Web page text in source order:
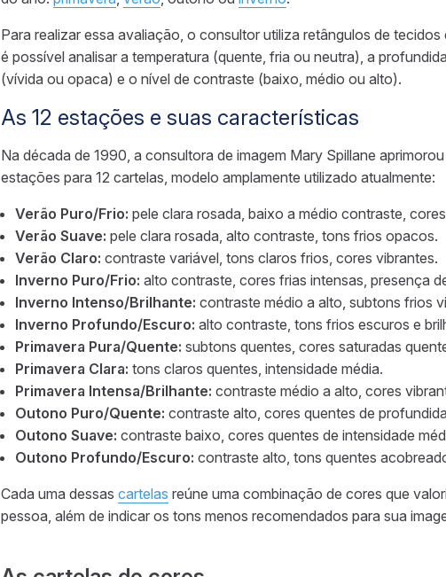
Para realizar essa avaliação, o consultor utiliza retângulos de
é possível analisar a temperatura (quente, fria ou neutra), a
(vívida ou opaca) e o nível de contraste (baixo, médio ou alto).
As 12 estações e suas características
Na década de 1990, a consultora de imagem Mary Spillane
estações para 12 cartelas, modelo amplamente utilizado atualmente:
Verão Puro/Frio: pele clara rosada, baixo a médio contraste,
Verão Suave: pele clara rosada, alto contraste, tons frios opacos.
Verão Claro: contraste variável, tons claros frios, cores vibrantes.
Inverno Puro/Frio: alto contraste, cores frias intensas, presença
Inverno Intenso/Brilhante: contraste médio a alto, subtons frios
Inverno Profundo/Escuro: alto contraste, tons frios escuros e
Primavera Pura/Quente: subtons quentes, cores saturadas
Primavera Clara: tons claros quentes, intensidade média.
Primavera Intensa/Brilhante: contraste médio a alto, cores
Outono Puro/Quente: contraste alto, cores quentes de
Outono Suave: contraste baixo, cores quentes de intensidade
Outono Profundo/Escuro: contraste alto, tons quentes
Cada uma dessas cartelas reúne uma combinação de cores que
pessoa, além de indicar os tons menos recomendados para sua